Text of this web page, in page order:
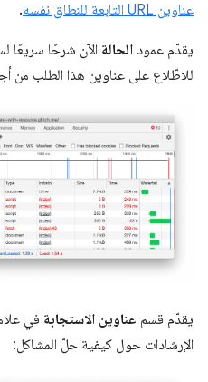
عناوين URL التابعة للنطاق نفسه
.
يقدّم عمود الحالة الآن شرحًا سريعًا
للاطّلاع على عناوين هذا الطلب من
يقدّم قسم عناوين الاستجابة في
الإرشادات حول كيفية حلّ المشاكل: